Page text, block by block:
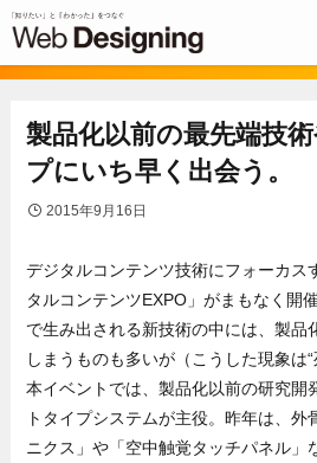
製品化以前の最先端技
プにいち早く出会う。
2015年9月16日
デジタルコンテンツ技術にフォーカス
タルコンテンツEXPO」がまもなく開
で生み出される新技術の中には、製品
しまうものも多いが（こうした現象は“
本イベントでは、製品化以前の研究開
トタイプシステムが主役。昨年は、外
ニクス」や「空中触覚タッチパネル」